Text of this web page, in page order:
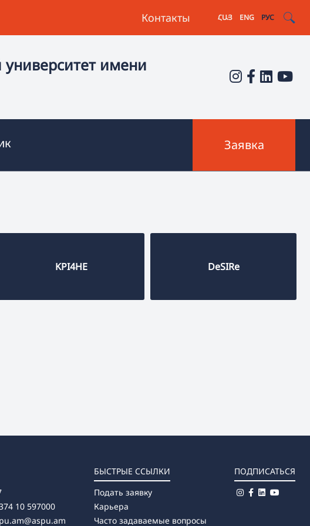
Контакты ՀԱՅ ENG РУС
университет имени
Заявка
KPI4HE DeSIRe
10 597000
БЫСТРЫЕ ССЫЛКИ
Подать заявку
Карьера
Часто задаваемые вопросы
ПОДПИСАТЬСЯ